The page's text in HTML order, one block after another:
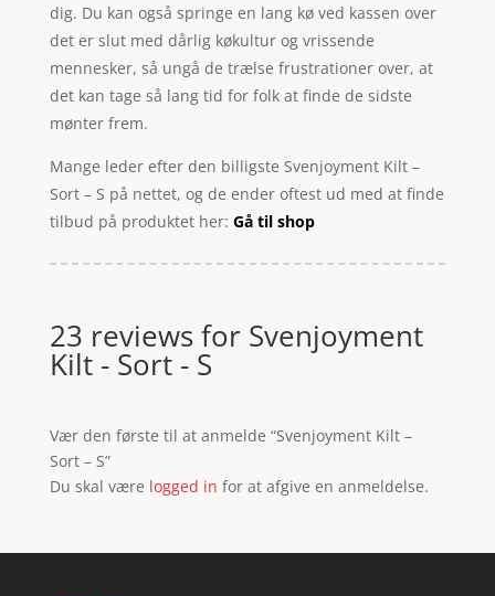
dig. Du kan også springe en lang kø ved kassen over
det er slut med dårlig køkultur og vrissende
mennesker, så ungå de trælse frustrationer over, at
det kan tage så lang tid for folk at finde de sidste
mønter frem.
Mange leder efter den billigste Svenjoyment Kilt –
Sort – S på nettet, og de ender oftest ud med at finde
tilbud på produktet her: Gå til shop
23 reviews for Svenjoyment
Kilt - Sort - S
Vær den første til at anmelde “Svenjoyment Kilt –
Sort – S”
Du skal være logged in for at afgive en anmeldelse.